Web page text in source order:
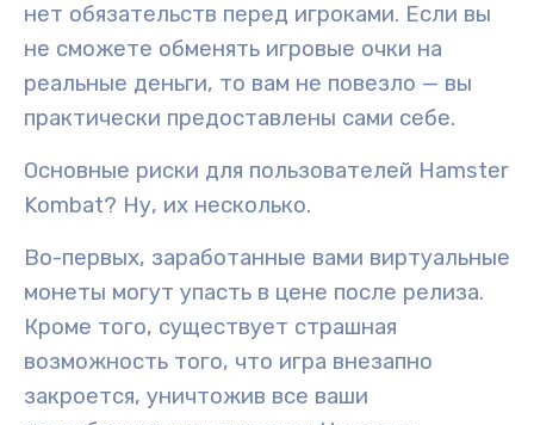
нет обязательств перед игроками. Если вы
не сможете обменять игровые очки на
реальные деньги, то вам не повезло — вы
практически предоставлены сами себе.
Основные риски для пользователей Hamster
Kombat? Ну, их несколько.
Во-первых, заработанные вами виртуальные
монеты могут упасть в цене после релиза.
Кроме того, существует страшная
возможность того, что игра внезапно
закроется, уничтожив все ваши